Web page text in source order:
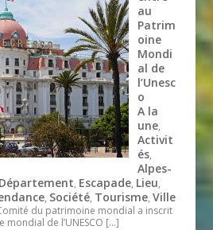
au
Patrim
oine
Mondi
al de
l’Unesc
o
A la
une,
Activit
és,
Alpes-
Département, Escapade, Lieu,
, Société, Tourisme,Ville
du patrimoine mondial a inscrit
de l’UNESCO […]